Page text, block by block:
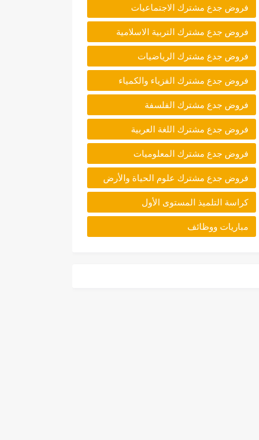
فروض جدع مشترك الاجتماعيات
فروض جدع مشترك التربية الاسلامية
فروض جدع مشترك الرياضيات
فروض جدع مشترك الفزياء والكمياء
فروض جدع مشترك الفلسفة
فروض جدع مشترك اللغة العربية
فروض جدع مشترك المعلوميات
فروض جدع مشترك علوم الحياة والأرض
كراسة التلميذ المستوى الأول
مباريات ووظائف